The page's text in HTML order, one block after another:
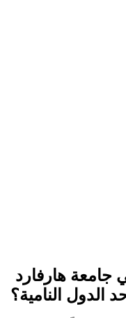
جامعة هارفارد
الدول النامية؟